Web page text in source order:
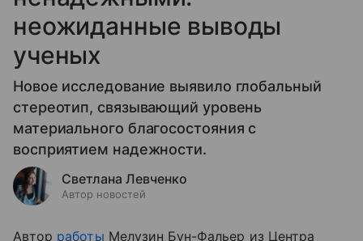
неожиданные выводы
ученых
Новое исследование выявило глобальный
стереотип, связывающий уровень
материального благосостояния с
восприятием надежности.
Светлана Левченко
Автор новостей
Автор работы Мелузин Бун-Фальер из Центра